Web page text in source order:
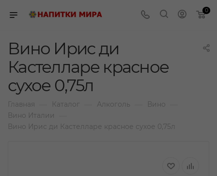
0
Вино Ирис ди
Кастелларе красное
сухое 0,75л
Главная Каталог Алкоголь Вино
Вино Италии
Вино Ирис ди Кастелларе красное сухое 0,75л